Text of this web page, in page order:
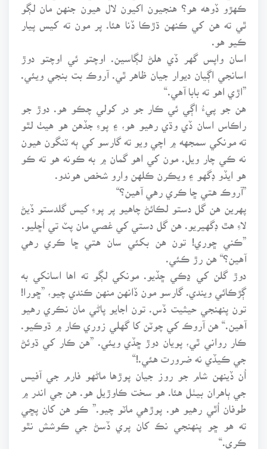
ڪهڙو ڏوهه هو؟ هنجيون اکيون لال هيون جنهن مان لڳو
ٿي ته هن کي ڪنهن ڌڙڪا ڏنا هئا. پر مون ته کيس پيار
اسان واپس گهر ڏي هلڻ لڳاسين. اوچتو ئي اوچتو دوڙ
اسانجي اڳيان ديوار جيان ظاهر ٿي. آروڪ بت بنجي ويئي.
”اڙي اهو ته بابا آهي.“
هن جو پيءُ اڳي ئي ڪار جو در کولي چڪو هو. دوڙ جو
راڪاس اسان ڏي وڌي رهيو هو، ۽ پوءِ جڏهن هو هيٺ لٿو
ته مونکي سمجهه ۾ اچي ويو ته گارسو کي ٻه ٽنگون هيون
نه ڪي چار ويل. مون کي اهو گمان ۾ به ڪونه هو ته ڪو
هو ايڏو ڊگهو ۽ ويڪرن ڪلهن وارو شخص هوندو.
”آروڪ هتي ڇا ڪري رهي آهين؟“
پهرين هن گل دستو لڪائڻ چاهيو پر پوءِ کيس گلدستو ڏيڻ
لاءِ هٿ ڊگهيريو. هن گل دستي کي غصي مان پٽ تي اُڇليو.
”ڪني ڇوري! تون هن بکئي سان هتي ڇا ڪري رهي
آهين؟“ هن رڙ ڪئي.
دوڙ گلن کي ڍڪي ڇڏيو. مونکي لڳو ته اها اسانکي به
ڳڙڪائي ويندي. گارسو مون ڏانهن منهن ڪندي چيو، ”ڇورا!
تون پنهنجي حيثيت ڏس. تون اجايو پاڻي مان نڪري رهيو
آهين.“ هن آروڪ کي چوٽن کا گهلي زوري ڪار ۾ ڌوڪيو.
ڪار رواني ٿي، پويان دوڙ ڇڏي ويئي. ”هن ڪار کي ڌوئڻ
جي ڪيڏي نه ضرورت هئي.!“
اُن ڏينهن شام جو روز جيان پوڙها ماڻهو فارم جي آفيس
جي ٻاهران بيٺل هئا. هو سخت ڪاوڙيل هو. هن جي اندر ۾
طوفان اُٿي رهيو هو. پوڙهي ماٽو چيو.” ڪو هن کان پڇي
ته هو ڇو پنهنجي نڪ کان پري ڏسڻ جي ڪوشش نٿو
ڪري.“